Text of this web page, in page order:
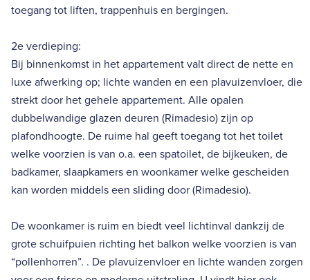
toegang tot liften, trappenhuis en bergingen.
2e verdieping:
Bij binnenkomst in het appartement valt direct de nette en
luxe afwerking op; lichte wanden en een plavuizenvloer, die
strekt door het gehele appartement. Alle opalen
dubbelwandige glazen deuren (Rimadesio) zijn op
plafondhoogte. De ruime hal geeft toegang tot het toilet
welke voorzien is van o.a. een spatoilet, de bijkeuken, de
badkamer, slaapkamers en woonkamer welke gescheiden
kan worden middels een sliding door (Rimadesio).
De woonkamer is ruim en biedt veel lichtinval dankzij de
grote schuifpuien richting het balkon welke voorzien is van
“pollenhorren”. . De plavuizenvloer en lichte wanden zorgen